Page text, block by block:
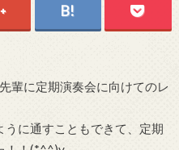
輩に定期演奏会に向けてのレ
に通すこともできて、定期